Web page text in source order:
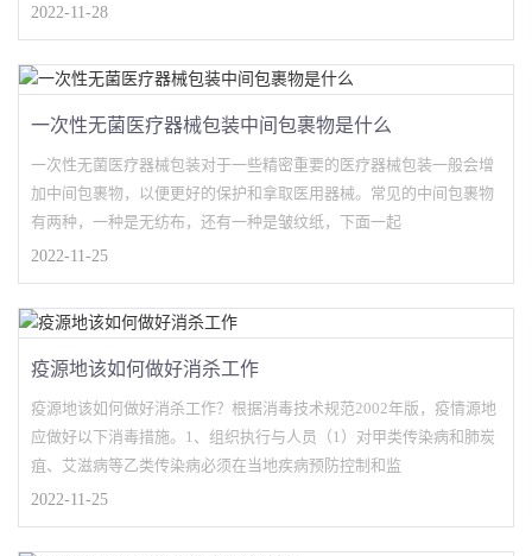
2022-11-28
一次性无菌医疗器械包装中间包裹物是什么
一次性无菌医疗器械包装对于一些精密重要的医疗器械包装一般会增
加中间包裹物，以便更好的保护和拿取医用器械。常见的中间包裹物
有两种，一种是无纺布，还有一种是皱纹纸，下面一起
2022-11-25
疫源地该如何做好消杀工作
疫源地该如何做好消杀工作？根据消毒技术规范2002年版，疫情源地
应做好以下消毒措施。1、组织执行与人员（1）对甲类传染病和肺炭
疽、艾滋病等乙类传染病必须在当地疾病预防控制和监
2022-11-25